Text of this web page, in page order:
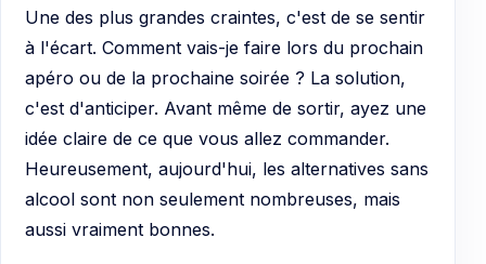
Une des plus grandes craintes, c'est de se sentir
à l'écart. Comment vais-je faire lors du prochain
apéro ou de la prochaine soirée ? La solution,
c'est d'anticiper. Avant même de sortir, ayez une
idée claire de ce que vous allez commander.
Heureusement, aujourd'hui, les alternatives sans
alcool sont non seulement nombreuses, mais
aussi vraiment bonnes.